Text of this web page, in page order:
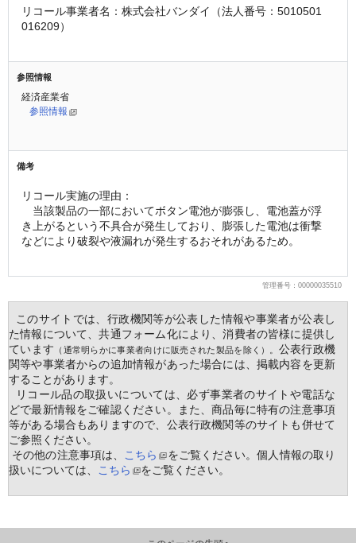
リコール事業者名：株式会社バンダイ（法人番号：5010501
016209）
参照情報
経済産業省
参照情報
備考
リコール実施の理由：
当該製品の一部においてボタン電池が膨張し、電池蓋が浮
き上がるという不具合が発生しており、膨張した電池は衝撃
などにより破裂や液漏れが発生するおそれがあるため。
管理番号：00000035510
このサイトでは、行政機関等が公表した情報や事業者が公表し
た情報について、共通フォーム化により、消費者の皆様に提供し
ています
（通常明らかに事業者向けに販売された製品を除く）。 公表行政機
関等や事業者からの追加情報があった場合には、掲載内容を更新
することがあります。
リコール品の取扱いについては、必ず事業者のサイトや電話な
どで最新情報をご確認ください。また、商品毎に特有の注意事項
等がある場合もありますので、公表行政機関等のサイトも併せて
ご参照ください。
その他の注意事項は、
こちら
をご覧ください。個人情報の取り
扱いについては、
こちら をご覧ください。